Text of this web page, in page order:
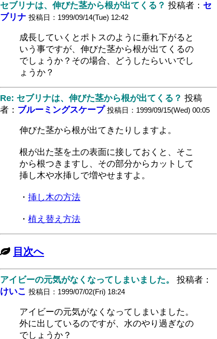
セブリナは、伸びた茎から根が出てくる？ 投稿者： セ
ブリナ 投稿日：1999/09/14(Tue) 12:42
成長していくとポトスのように垂れ下がると
いう事ですが、伸びた茎から根が出てくるの
でしょうか？その場合、どうしたらいいでし
ょうか？
Re: セブリナは、伸びた茎から根が出てくる？ 投稿
者： ブルーミングスケープ 投稿日：1999/09/15(Wed) 00:05
伸びた茎から根が出てきたりしますよ。
根が出た茎を土の表面に接しておくと、そこ
から根つきますし、その部分からカットして
挿し木や水挿しで増やせますよ。
・ 挿し木の方法
・ 植え替え方法
目次へ
アイビーの元気がなくなってしまいました。
投稿者：
けいこ 投稿日：1999/07/02(Fri) 18:24
アイビーの元気がなくなってしまいました。
外に出しているのですが、水のやり過ぎなの
でしょうか？